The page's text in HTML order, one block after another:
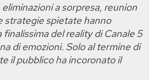
a sorpresa, reunion
strategie spietate hanno
del reality di Canale 5
di emozioni. Solo al termine di
il pubblico ha incoronato il